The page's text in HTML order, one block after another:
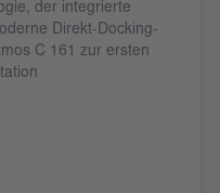
der integrierte
Direkt-Docking-
C 161 zur ersten